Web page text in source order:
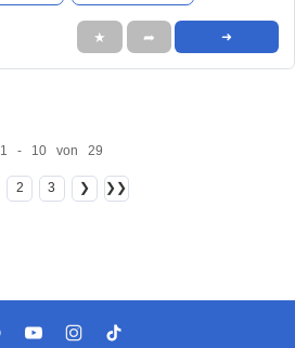
★ ➦ ➜
1 - 10 von 29
2 3 ❯ ❯❯